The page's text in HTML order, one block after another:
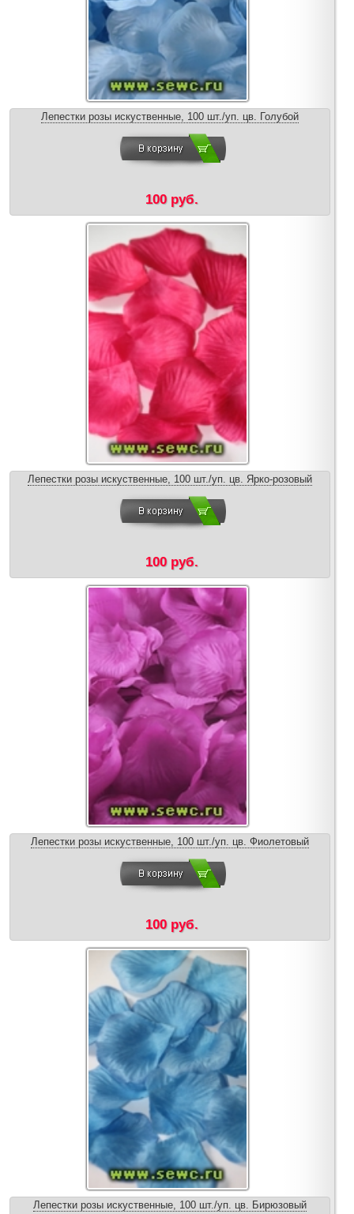
Лепестки розы искуственные, 100 шт./уп. цв. Голубой
100 руб.
Лепестки розы искуственные, 100 шт./уп. цв. Ярко-розовый
100 руб.
Лепестки розы искуственные, 100 шт./уп. цв. Фиолетовый
100 руб.
Лепестки розы искуственные, 100 шт./уп. цв. Бирюзовый